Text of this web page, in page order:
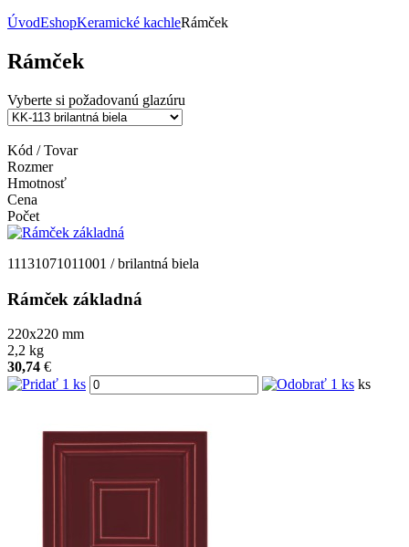
ÚvodEshopKeramické kachleRámček
Rámček
Vyberte si požadovanú glazúru
Kód / Tovar
Rozmer
Hmotnosť
Cena
Počet
11131071011001 / brilantná biela
Rámček základná
220x220 mm
2,2 kg
30,74 €
ks